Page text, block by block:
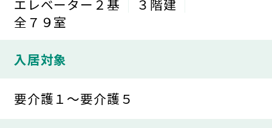
エレベーター２基
３階建
全７９室
入居対象
要介護１～要介護５